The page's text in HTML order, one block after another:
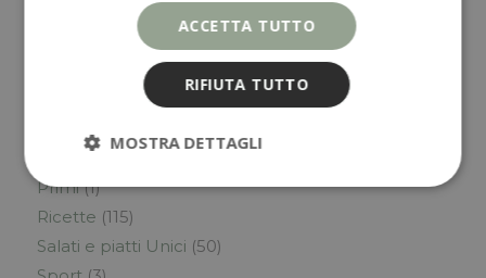
Cura del corpo
Dolci e Snack(42)
Estratti e Frullati
Primi(1)
Ricette (115)
Salati e piatti Unici (50)
ACCETTA TUTTO
RIFIUTA TUTTO
MOSTRA DETTAGLI